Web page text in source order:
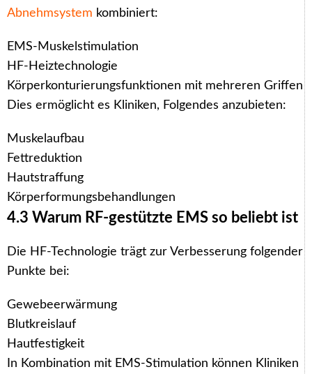
Abnehmsystem kombiniert:
EMS-Muskelstimulation
HF-Heiztechnologie
Körperkonturierungsfunktionen mit mehreren Griffen
Dies ermöglicht es Kliniken, Folgendes anzubieten:
Muskelaufbau
Fettreduktion
Hautstraffung
Körperformungsbehandlungen
4.3 Warum RF-gestützte EMS so beliebt ist
Die HF-Technologie trägt zur Verbesserung folgender
Punkte bei:
Gewebeerwärmung
Blutkreislauf
Hautfestigkeit
In Kombination mit EMS-Stimulation können Kliniken